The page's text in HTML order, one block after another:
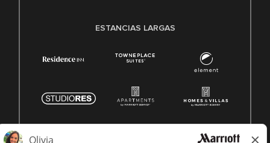
ESTANCIAS LARGAS